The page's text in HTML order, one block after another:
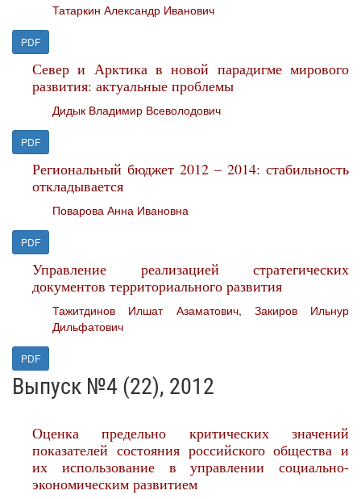
Татаркин Александр Иванович
PDF
Север и Арктика в новой парадигме мирового
развития: актуальные проблемы
Дидык Владимир Всеволодович
PDF
Региональный бюджет 2012 – 2014: стабильность
откладывается
Поварова Анна Ивановна
PDF
Управление реализацией стратегических
документов территориального развития
Тажитдинов Илшат Азаматович, Закиров Ильнур
Дильфатович
PDF
Выпуск №4 (22), 2012
Оценка предельно критических значений
показателей состояния российского общества и
их использование в управлении социально-
экономическим развитием